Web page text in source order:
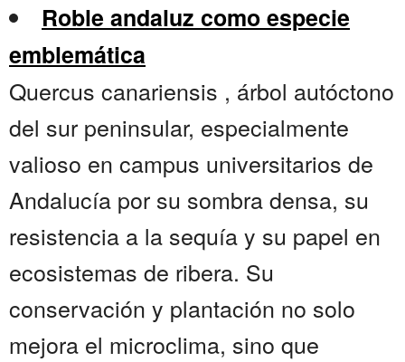
Roble andaluz como especie
emblemática
Quercus canariensis , árbol autóctono
del sur peninsular, especialmente
valioso en campus universitarios de
Andalucía por su sombra densa, su
resistencia a la sequía y su papel en
ecosistemas de ribera. Su
conservación y plantación no solo
mejora el microclima, sino que